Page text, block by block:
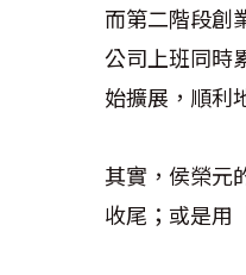
而第二階段創
公司上班同時
始擴展，順利
其實，侯榮元
收尾；或是用